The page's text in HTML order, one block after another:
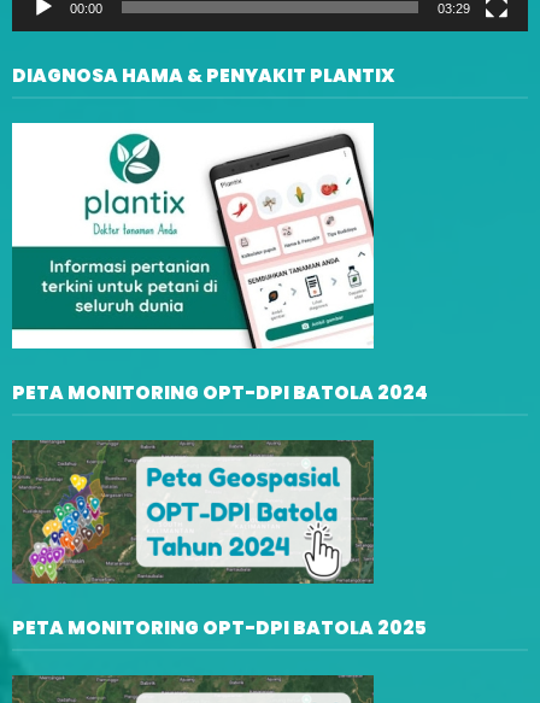
00:00 03:29
DIAGNOSA HAMA & PENYAKIT PLANTIX
PETA MONITORING OPT-DPI BATOLA 2024
PETA MONITORING OPT-DPI BATOLA 2025